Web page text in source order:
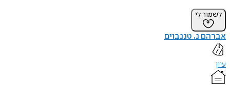
לשמור לי
אברהם נ. טננבוים
עיון